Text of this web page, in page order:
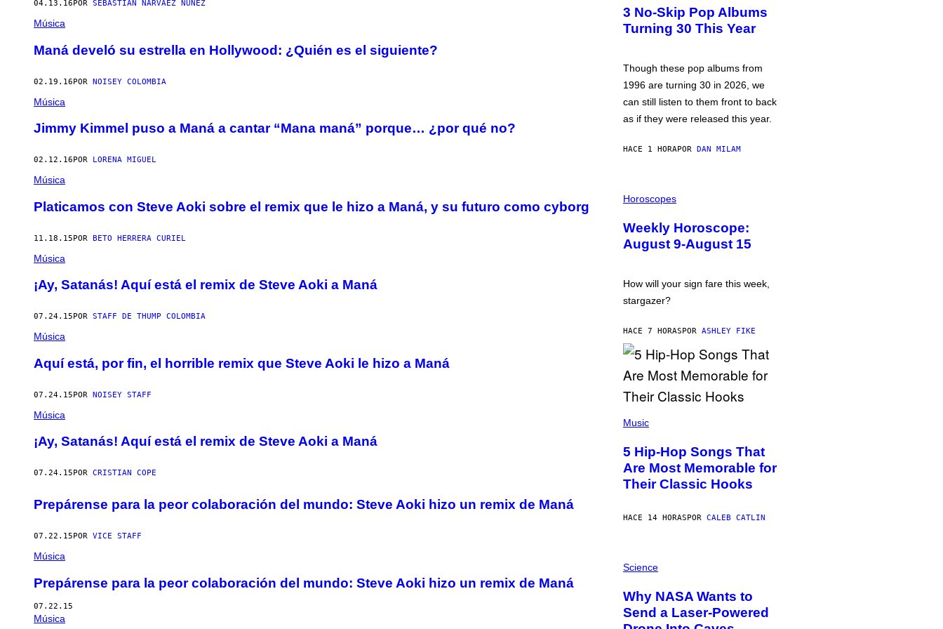
04.13.16 POR SEBASTIÁN NARVÁEZ NÚÑEZ
Música
Maná develó su estrella en Hollywood: ¿Quién es el siguiente?
02.19.16POR NOISEY COLOMBIA
Música
Jimmy Kimmel puso a Maná a cantar “Mana maná” porque… ¿por qué no?
02.12.16 POR LORENA MIGUEL
Música
Platicamos con Steve Aoki sobre el remix que le hizo a Maná, y su futuro como cyborg
11.18.15POR BETO HERRERA CURIEL
Música
¡Ay, Satanás! Aquí está el remix de Steve Aoki a Maná
07.24.15 POR STAFF DE THUMP COLOMBIA
Música
Aquí está, por fin, el horrible remix que Steve Aoki le hizo a Maná
07.24.15POR NOISEY STAFF
Música
¡Ay, Satanás! Aquí está el remix de Steve Aoki a Maná
07.24.15 POR CRISTIAN COPE
Prepárense para la peor colaboración del mundo: Steve Aoki hizo un remix de Maná
07.22.15POR VICE STAFF
Música
Prepárense para la peor colaboración del mundo: Steve Aoki hizo un remix de Maná
07.22.15
Música
O
B
Y
M
O
E
Y
E
M
G
E
S
3 No-Skip Pop Albums
Turning 30 This Year
Though these pop albums from
1996 are turning 30 in 2026, we
can still listen to them front to back
as if they were released this year.
HACE 1 HORAPOR DAN MILAM
L
S
T
R
I
N
R
E
E
A
Horoscopes
Weekly Horoscope:
August 9-August 15
How will your sign fare this week,
stargazer?
HACE 7 HORASPOR ASHLEY FIKE
P
T
O
B
Y
E
A
I
T
Z
Music
5 Hip-Hop Songs That
Are Most Memorable for
Their Classic Hooks
HACE 14 HORASPOR CALEB CATLIN
H
O
:
N
Science
Why NASA Wants to
Send a Laser-Powered